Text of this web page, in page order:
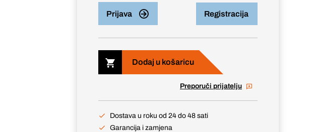
Prijava Registracija
Dodaj u košaricu
Preporuči prijatelju
Dostava u roku od 24 do 48 sati
Garancija i zamjena